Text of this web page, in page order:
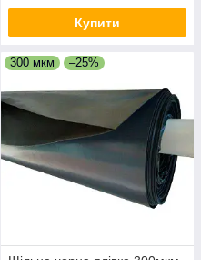
Купити
300 мкм –25%